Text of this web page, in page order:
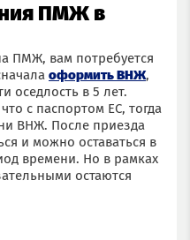
ПМЖ в
ПМЖ, вам потребуется
оформить ВНЖ,
оседлость в 5 лет.
с паспортом ЕС, тогда
ВНЖ. После приезда
и можно оставаться в
времени. Но в рамках
остаются